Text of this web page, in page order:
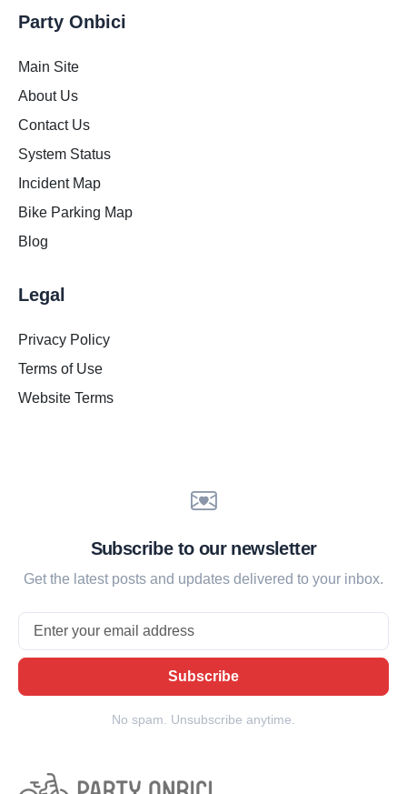
Party Onbici
Main Site
About Us
Contact Us
System Status
Incident Map
Bike Parking Map
Blog
Legal
Privacy Policy
Terms of Use
Website Terms
Subscribe to our newsletter
Get the latest posts and updates delivered to your inbox.
Subscribe
No spam. Unsubscribe anytime.